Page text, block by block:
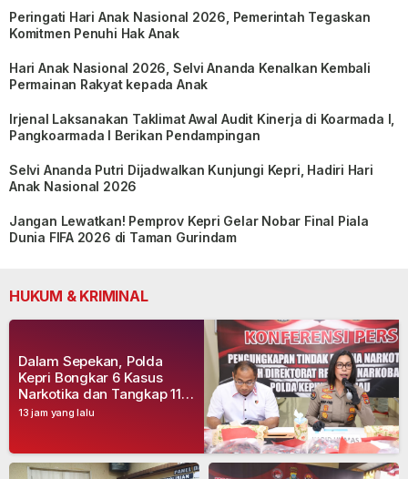
Peringati Hari Anak Nasional 2026, Pemerintah Tegaskan
Komitmen Penuhi Hak Anak
Hari Anak Nasional 2026, Selvi Ananda Kenalkan Kembali
Permainan Rakyat kepada Anak
Irjenal Laksanakan Taklimat Awal Audit Kinerja di Koarmada I,
Pangkoarmada I Berikan Pendampingan
Selvi Ananda Putri Dijadwalkan Kunjungi Kepri, Hadiri Hari
Anak Nasional 2026
Jangan Lewatkan! Pemprov Kepri Gelar Nobar Final Piala
Dunia FIFA 2026 di Taman Gurindam
HUKUM & KRIMINAL
13 jam yang lalu
Dalam Sepekan, Polda
Kepri Bongkar 6 Kasus
Narkotika dan Tangkap 11
Tersangka